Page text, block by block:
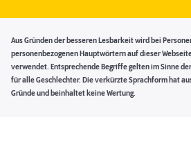
Aus Gründen der besseren Lesbarkeit wird bei
personenbezogenen Hauptwörtern auf dieser
verwendet. Entsprechende Begriffe gelten im Sinne
für alle Geschlechter. Die verkürzte Sprachform hat
Gründe und beinhaltet keine Wertung.